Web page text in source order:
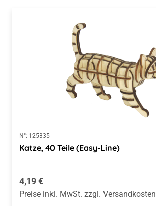
N°: 125335
Katze, 40 Teile (Easy-Line)
Regulärer Preis:
4,19 €
Preise inkl. MwSt. zzgl. Versandkosten